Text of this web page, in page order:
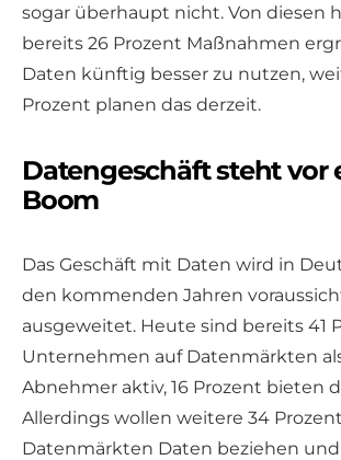
sogar überhaupt nicht. Von diesen
bereits 26 Prozent Maßnahmen
Daten künftig besser zu nutzen,
Prozent planen das derzeit.
Datengeschäft steht vor
Boom
Das Geschäft mit Daten wird in
den kommenden Jahren
ausgeweitet. Heute sind bereits 41
Unternehmen auf Datenmärkten
Abnehmer aktiv, 16 Prozent bieten
Allerdings wollen weitere 34
Datenmärkten Daten beziehen